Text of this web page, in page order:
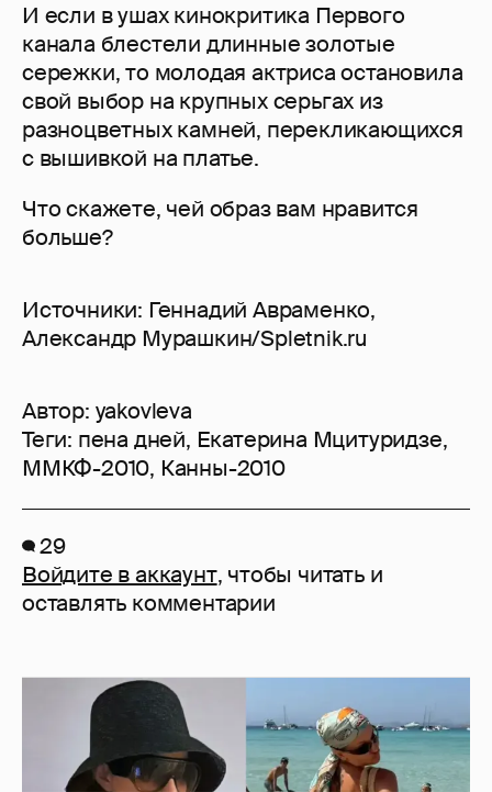
И если в ушах кинокритика Первого
канала блестели длинные золотые
сережки, то молодая актриса остановила
свой выбор на крупных серьгах из
разноцветных камней, перекликающихся
с вышивкой на платье.
Что скажете, чей образ вам нравится
больше?
Источники: Геннадий Авраменко,
Александр Мурашкин/Spletnik.ru
Автор: yakovleva
Теги: пена дней, Екатерина Мцитуридзе,
ММКФ-2010, Канны-2010
29
Войдите в аккаунт, чтобы читать и
оставлять комментарии